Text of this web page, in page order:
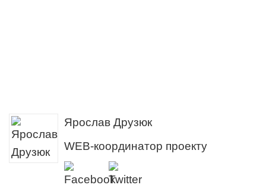
Ярослав Друзюк
WEB-координатор проекту